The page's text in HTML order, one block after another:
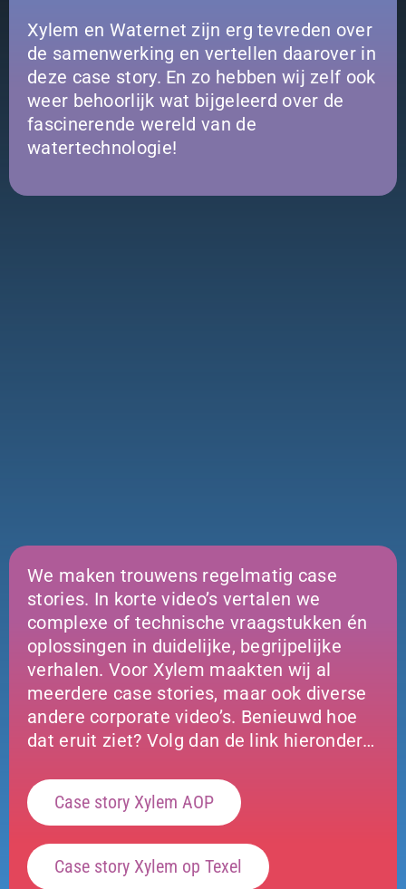
Xylem en Waternet zijn erg tevreden over
de samenwerking en vertellen daarover in
deze case story. En zo hebben wij zelf ook
weer behoorlijk wat bijgeleerd over de
fascinerende wereld van de
watertechnologie!
We maken trouwens regelmatig case
stories. In korte video’s vertalen we
complexe of technische vraagstukken én
oplossingen in duidelijke, begrijpelijke
verhalen. Voor Xylem maakten wij al
meerdere case stories, maar ook diverse
andere corporate video’s. Benieuwd hoe
dat eruit ziet? Volg dan de link hieronder…
Case story Xylem AOP
Case story Xylem op Texel